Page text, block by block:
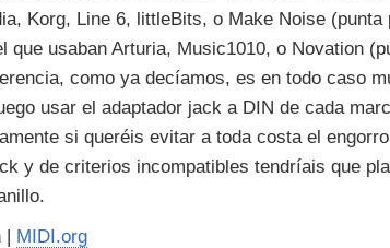
Korg, Line 6, littleBits, o Make Noise
que usaban Arturia, Music1010, o Novation
como ya decíamos, es en todo caso
usar el adaptador jack a DIN de cada
si queréis evitar a toda costa el
y de criterios incompatibles tendríais que
| MIDI.org